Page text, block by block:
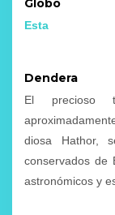
Globo
Esta
Dendera
El precioso
diosa Hathor,
conservados de
astronómicos y